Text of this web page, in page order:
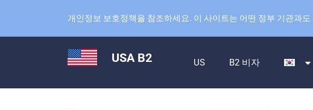
개인정보 보호정책을 참조하세요. 이 사이트는 어떤 정부 기관과
USA B2 US B2 비자